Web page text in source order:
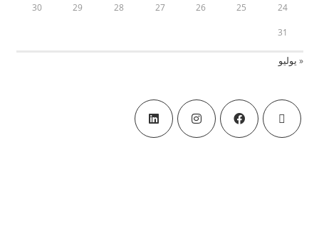
24
25
26
27
28
29
30
31
« يوليو